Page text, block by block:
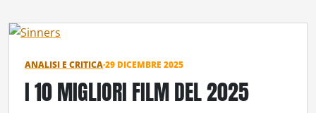
ANALISI E CRITICA·29 DICEMBRE 2025
I 10 MIGLIORI FILM DEL 2025